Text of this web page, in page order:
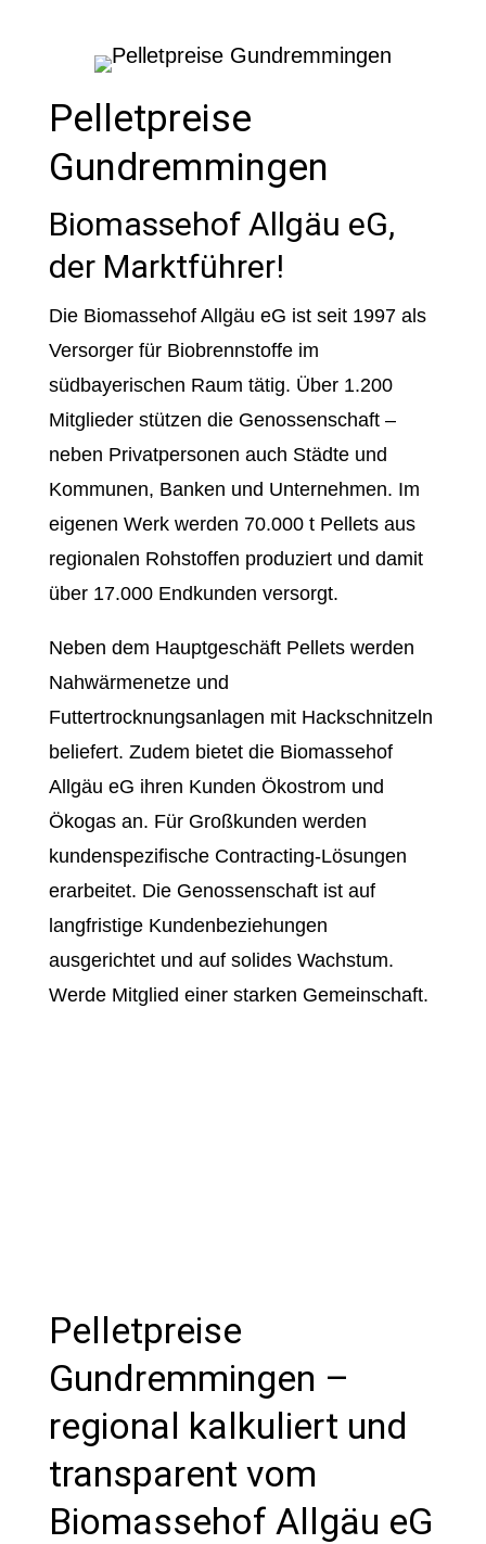
Pelletpreise
Gundremmingen
Biomassehof Allgäu eG,
der Marktführer!
Die Biomassehof Allgäu eG ist seit 1997 als
Versorger für Biobrennstoffe im
südbayerischen Raum tätig. Über 1.200
Mitglieder stützen die Genossenschaft –
neben Privatpersonen auch Städte und
Kommunen, Banken und Unternehmen. Im
eigenen Werk werden 70.000 t Pellets aus
regionalen Rohstoffen produziert und damit
über 17.000 Endkunden versorgt.
Neben dem Hauptgeschäft Pellets werden
Nahwärmenetze und
Futtertrocknungsanlagen mit Hackschnitzeln
beliefert. Zudem bietet die Biomassehof
Allgäu eG ihren Kunden Ökostrom und
Ökogas an. Für Großkunden werden
kundenspezifische Contracting-Lösungen
erarbeitet. Die Genossenschaft ist auf
langfristige Kundenbeziehungen
ausgerichtet und auf solides Wachstum.
Werde Mitglied einer starken Gemeinschaft.
Pelletpreise
Gundremmingen –
regional kalkuliert und
transparent vom
Biomassehof Allgäu eG